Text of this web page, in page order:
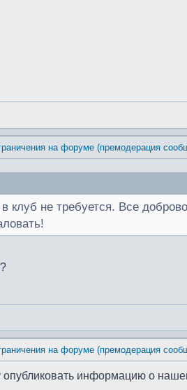
на форуме (премодерация
в клуб не требуется. Все
на форуме (премодерация
информацию о